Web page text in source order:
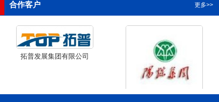
合作客户 更多>>
拓普发展集团有限公司